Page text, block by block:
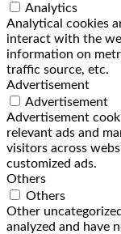
Analytics
Analytical cookies
interact with the
information on
traffic source, etc.
Advertisement
Advertisement
Advertisement
relevant ads and
visitors across
customized ads.
Others
Others
Other
analyzed and have